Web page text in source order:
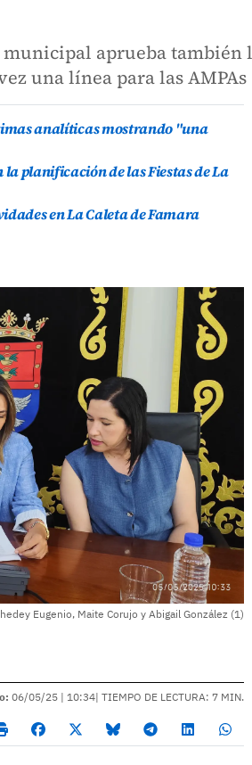
aprueba también
una línea para las AMPAs
analíticas mostrando "una
planificación de las Fiestas de La
en La Caleta de Famara
Eugenio, Maite Corujo y Abigail González (1)
06/05/25 | 10:34| TIEMPO DE LECTURA: 7 MIN.